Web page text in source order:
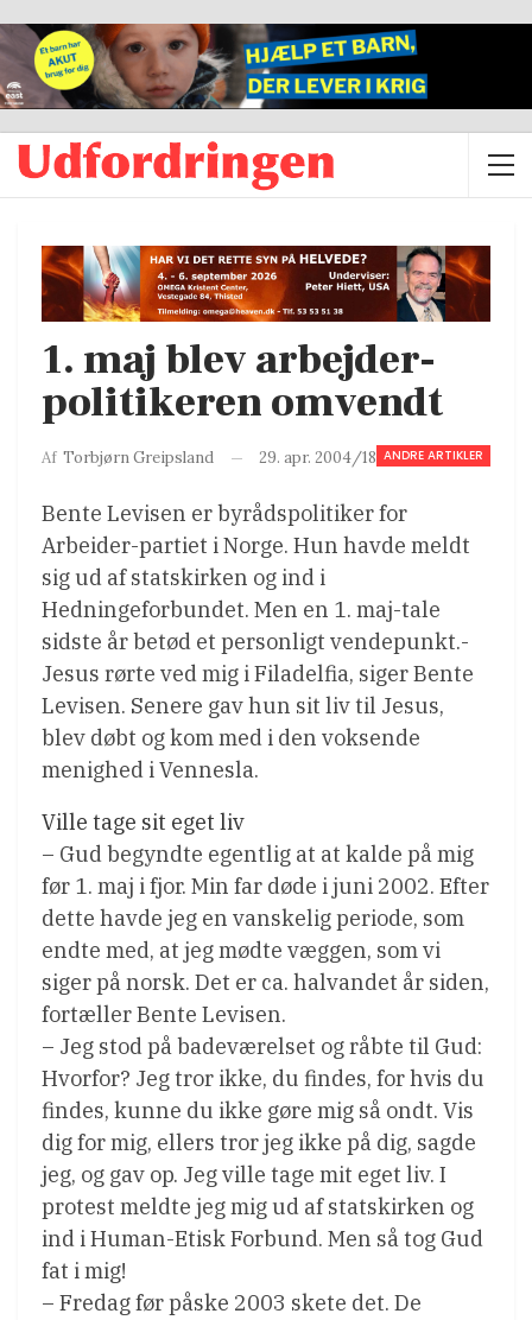
1. maj blev arbejder-
politikeren omvendt
ANDRE ARTIKLER
Af Torbjørn Greipsland 29. apr. 2004/18
Bente Levisen er byrådspolitiker for
Arbeider-partiet i Norge. Hun havde meldt
sig ud af statskirken og ind i
Hedningeforbundet. Men en 1. maj-tale
sidste år betød et personligt vendepunkt.-
Jesus rørte ved mig i Filadelfia, siger Bente
Levisen. Senere gav hun sit liv til Jesus,
blev døbt og kom med i den voksende
menighed i Vennesla.
Ville tage sit eget liv
– Gud begyndte egentlig at at kalde på mig
før 1. maj i fjor. Min far døde i juni 2002. Efter
dette havde jeg en vanskelig periode, som
endte med, at jeg mødte væggen, som vi
siger på norsk. Det er ca. halvandet år siden,
fortæller Bente Levisen.
– Jeg stod på badeværelset og råbte til Gud:
Hvorfor? Jeg tror ikke, du findes, for hvis du
findes, kunne du ikke gøre mig så ondt. Vis
dig for mig, ellers tror jeg ikke på dig, sagde
jeg, og gav op. Jeg ville tage mit eget liv. I
protest meldte jeg mig ud af statskirken og
ind i Human-Etisk Forbund. Men så tog Gud
fat i mig!
– Fredag før påske 2003 skete det. De